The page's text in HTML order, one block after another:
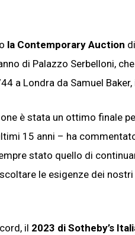
la Contemporary Auction di
di Palazzo Serbelloni, che
a Londra da Samuel Baker,
è stata un ottimo finale
15 anni – ha
stato quello di
le esigenze dei
il 2023 di Sotheby’s